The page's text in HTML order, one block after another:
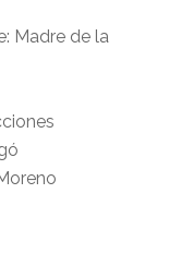
Madre de la